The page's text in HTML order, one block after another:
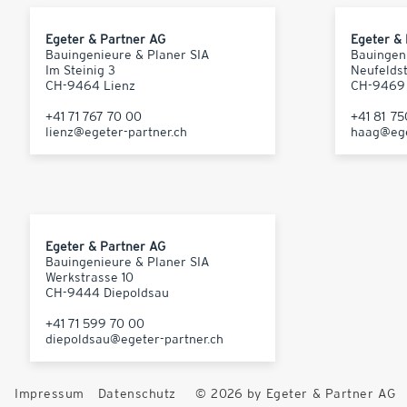
Egeter & Partner AG
Bauingenieure & Planer SIA
Im Steinig 3
CH-9464 Lienz
+41 71 767 70 00
lienz@egeter-partner.ch
Egeter &
CH-
+41 81
Egeter & Partner AG
Bauingenieure & Planer SIA
Werkstrasse 10
CH-9444 Diepoldsau
+41 71 599 70 00
diepoldsau@egeter-partner.ch
Impressum Datenschutz © 2026 by Egeter & Partner AG